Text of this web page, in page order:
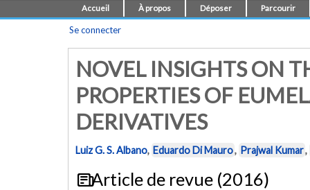
Accueil À propos Déposer Parcourir
Se connecter
NOVEL INSIGHTS ON
PROPERTIES OF
DERIVATIVES
Luiz G. S. Albano, Eduardo Di Mauro, Prajwal Kumar,
Article de revue (2016)